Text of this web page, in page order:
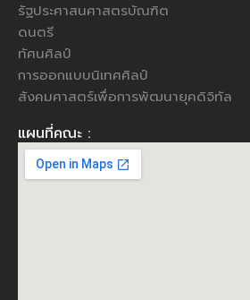
รัฐประศาสนศาสตรบัณฑิต
ดนตรี
ทัศนศิลป์
การออกแบบนิเทศศิลป์
สังคมศาสตร์เพื่อการพัฒนายุคดิจิทัล
แผนที่คณะ :